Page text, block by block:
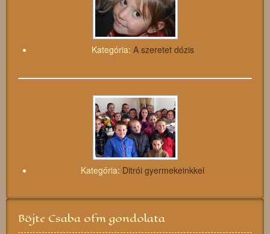
Kategória: A szeretet dózis
Kategória: Ditrói gyermekeinkkel
Böjte Csaba ofm gondolata